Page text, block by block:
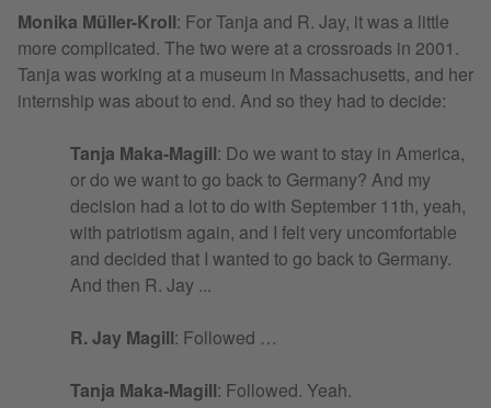
Monika Müller-Kroll: For Tanja and R. Jay, it was a little
more complicated. The two were at a crossroads in 2001.
Tanja was working at a museum in Massachusetts, and her
internship was about to end. And so they had to decide:
Tanja Maka-Magill: Do we want to stay in America,
or do we want to go back to Germany? And my
decision had a lot to do with September 11th, yeah,
with patriotism again, and I felt very uncomfortable
and decided that I wanted to go back to Germany.
And then R. Jay ...
R. Jay Magill: Followed …
Tanja Maka-Magill: Followed. Yeah.